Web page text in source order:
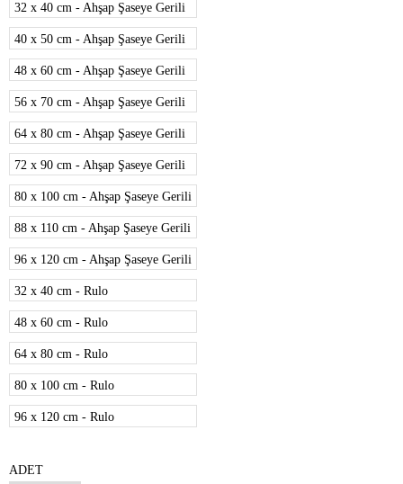
32 x 40 cm - Ahşap Şaseye Gerili
40 x 50 cm - Ahşap Şaseye Gerili
48 x 60 cm - Ahşap Şaseye Gerili
56 x 70 cm - Ahşap Şaseye Gerili
64 x 80 cm - Ahşap Şaseye Gerili
72 x 90 cm - Ahşap Şaseye Gerili
80 x 100 cm - Ahşap Şaseye Gerili
88 x 110 cm - Ahşap Şaseye Gerili
96 x 120 cm - Ahşap Şaseye Gerili
32 x 40 cm - Rulo
48 x 60 cm - Rulo
64 x 80 cm - Rulo
80 x 100 cm - Rulo
96 x 120 cm - Rulo
ADET